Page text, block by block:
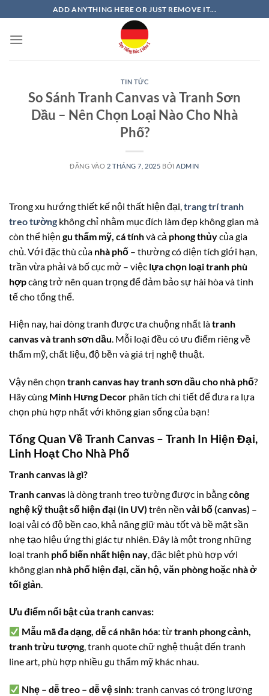
qua
nội
ADD ANYTHING HERE OR JUST REMOVE IT...
TIN TỨC
So Sánh Tranh Canvas và Tranh Sơn
Dầu – Nên Chọn Loại Nào Cho Nhà
Phố?
ĐĂNG VÀO 2 THÁNG 7, 2025 BỞI ADMIN
Trong xu hướng thiết kế nội thất hiện đại, trang trí tranh
treo tường không chỉ nhằm mục đích làm đẹp không gian mà
còn thể hiện gu thẩm mỹ, cá tínhvà cả phong thủycủa gia
chủ. Với đặc thù của nhà phố – thường có diện tích giới hạn,
trần vừa phải và bố cục mở – việc lựa chọn loại tranh phù
hợpcàng trở nên quan trọng để đảm bảo sự hài hòa và tinh
tế cho tổng thể.
Hiện nay, hai dòng tranh được ưa chuộng nhất làtranh
canvas và tranh sơn dầu. Mỗi loại đều có ưu điểm riêng về
thẩm mỹ, chất liệu, độ bền và giá trị nghệ thuật.
Vậy nên chọn tranh canvas hay tranh sơn dầu cho nhà phố?
Hãy cùng Minh Hưng Decor phân tích chi tiết để đưa ra lựa
chọn phù hợp nhất với không gian sống của bạn!
Tổng Quan Về Tranh Canvas – Tranh In Hiện Đại,
Linh Hoạt Cho Nhà Phố
Tranh canvas là gì?
Tranh canvas là dòng tranh treo tường được in bằngcông
nghệ kỹ thuật số hiện đại (in UV) trên nền vải bố (canvas) –
loại vải có độ bền cao, khả năng giữ màu tốt và bề mặt sần
nhẹ tạo hiệu ứng thị giác tự nhiên. Đây là một trong những
loại tranh phổ biến nhất hiện nay , đặc biệt phù hợp với
không gian nhà phố hiện đại, căn hộ, văn phòng hoặc nhà ở
tối giản
Ưu điểm nổi bật của tranh canvas:
Mẫu mã đa dạng, dễ cá nhân hóa: từtranh phong cảnh,
tranh trừu tượng, tranh quote chữ nghệ thuật đến tranh
line art, phù hợp nhiều gu thẩm mỹ khác nhau.
Nhẹ – dễ treo – dễ vệ sinh: tranh canvas có trọng lượng